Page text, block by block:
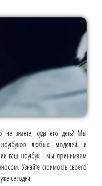
не знаете, куда его деть? Мы
ноутбуков любых моделей и
ваш ноутбук - мы принимаем
Узнайте стоимость своего
сегодня!